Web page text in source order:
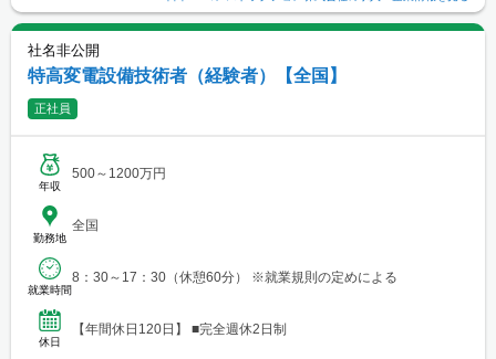
社名非公開
特高変電設備技術者（経験者）【全国】
正社員
年収
500～1200万円
勤務地
全国
就業時間
8：30～17：30（休憩60分） ※就業規則の定めによる
休日
【年間休日120日】 ■完全週休2日制